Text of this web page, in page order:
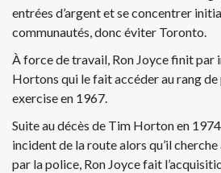
entrées d’argent et se concentrer
communautés, donc éviter Toronto.
À force de travail, Ron Joyce finit par
Hortons qui le fait accéder au rang
exercise en 1967.
Suite au décès de Tim Horton en
incident de la route alors qu’il
par la police, Ron Joyce fait